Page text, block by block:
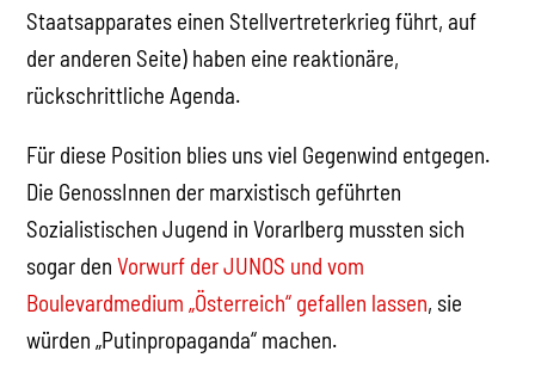
Staatsapparates einen Stellvertreterkrieg führt, auf
der anderen Seite) haben eine reaktionäre,
rückschrittliche Agenda.
Für diese Position blies uns viel Gegenwind entgegen.
Die GenossInnen der marxistisch geführten
Sozialistischen Jugend in Vorarlberg mussten sich
sogar denVorwurf der JUNOS und vom
Boulevardmedium „Österreich“ gefallen lassen, sie
würden „Putinpropaganda“ machen.